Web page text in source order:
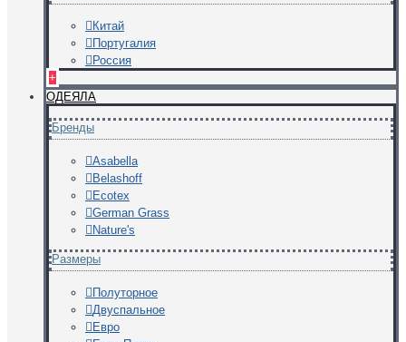
Китай
Португалия
Россия
+
ОДЕЯЛА
Бренды
Asabella
Belashoff
Ecotex
German Grass
Nature's
Размеры
Полуторное
Двуспальное
Евро